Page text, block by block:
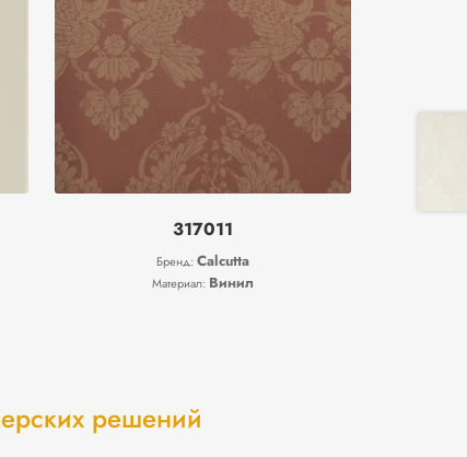
317011
Бренд:Calcutta
Материал: Винил
решений